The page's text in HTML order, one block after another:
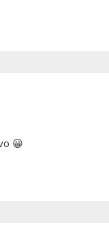
😀